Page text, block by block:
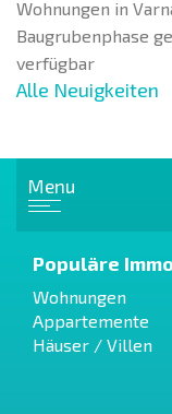
Wohnungen in
Baugrubenphase
verfügbar
Alle Neuigkeiten
Menu
Populäre
Wohnungen
Appartemente
Häuser / Villen